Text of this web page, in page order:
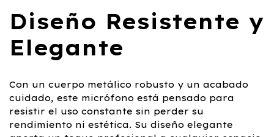
Diseño Resistente y
Elegante
Con un cuerpo metálico robusto y un acabado
cuidado, este micrófono está pensado para
resistir el uso constante sin perder su
rendimiento ni estética. Su diseño elegante